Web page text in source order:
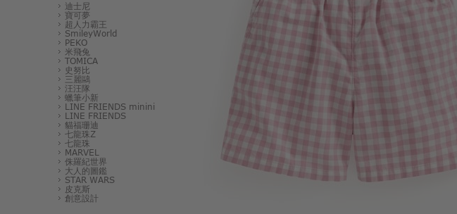
迪士尼
寶可夢
超人力霸王
SmileyWorld
PEKO
米飛兔
TOMICA
史努比
三麗鷗
汪汪隊
蠟筆小新
LINE FRIENDS minini
LINE FRIENDS
貓福珊迪
七龍珠Z
七龍珠
MARVEL
侏羅紀世界
大人的圖鑑
STAR WARS
皮克斯
創意設計